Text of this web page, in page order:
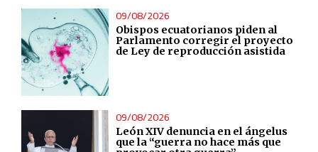
09/08/2026
Obispos ecuatorianos piden al
Parlamento corregir el proyecto
de Ley de reproducción asistida
09/08/2026
León XIV denuncia en el ángelus
que la “guerra no hace más que